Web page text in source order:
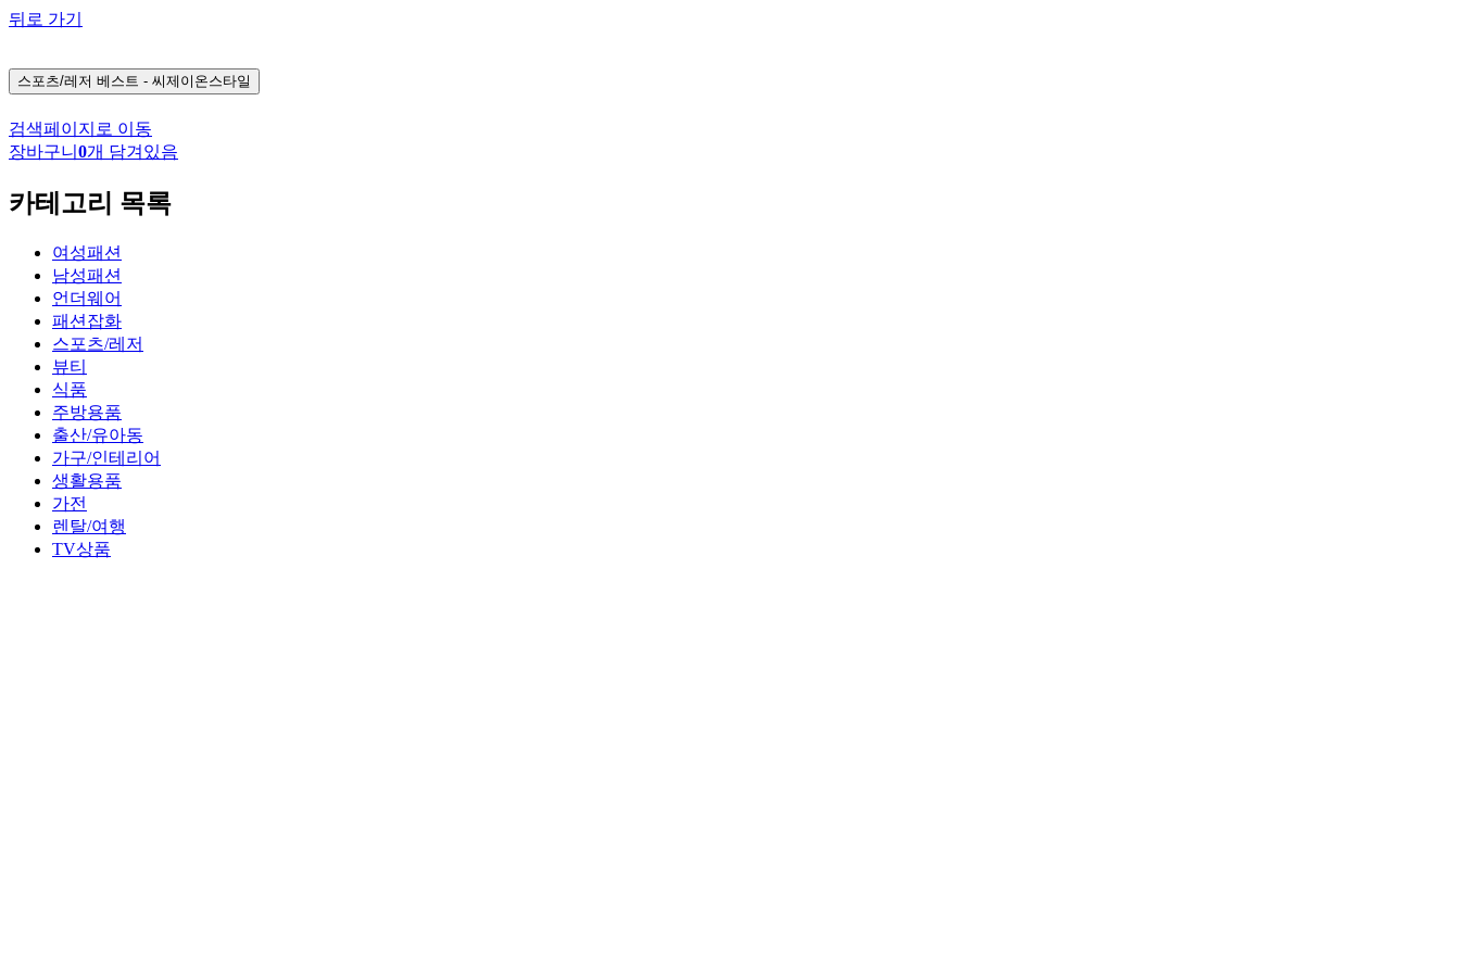
뒤로 가기
스포츠/레저 베스트 - 씨제이온스타일
검색페이지로 이동
장바구니 0개 담겨있음
카테고리 목록
여성패션
남성패션
언더웨어
패션잡화
스포츠/레저
뷰티
식품
주방용품
출산/유아동
가구/인테리어
생활용품
가전
렌탈/여행
TV상품